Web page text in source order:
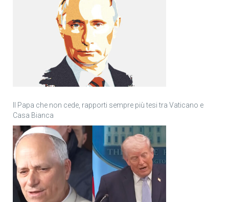
Il Papa che non cede, rapporti sempre più tesi tra Vaticano e
Casa Bianca